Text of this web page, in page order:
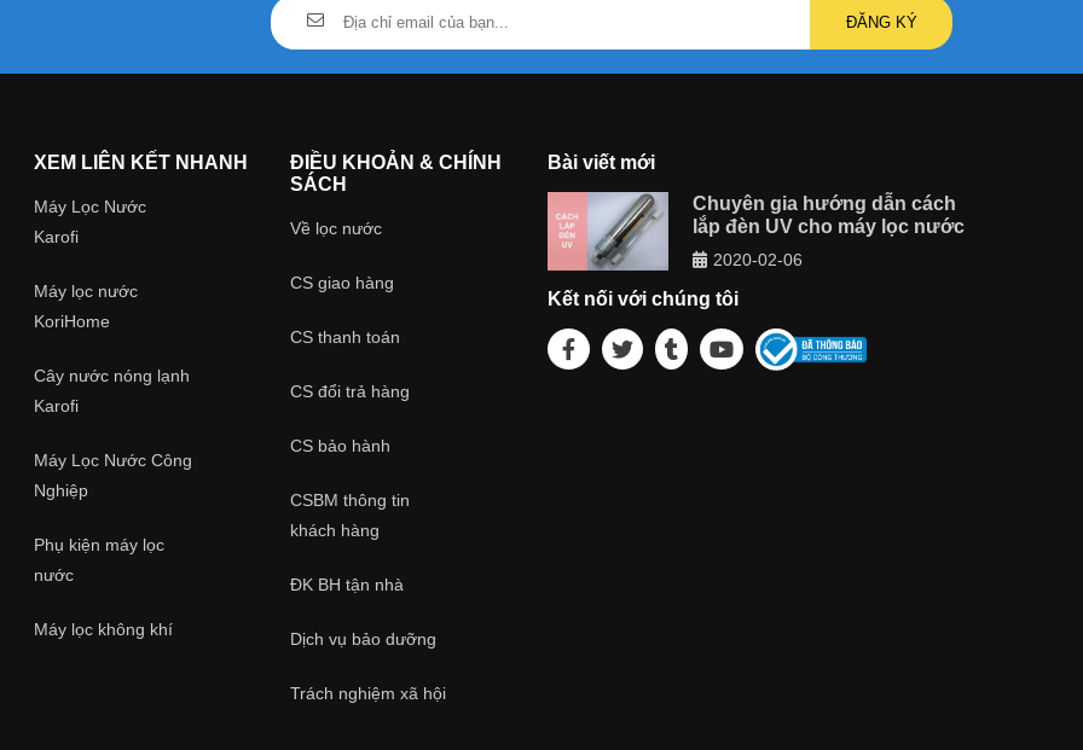
hở còn
sẽ bị giữ
hấp thụ
chất
6-12 tháng
Lõi OCB
ĐĂNG KÝ
XEM LIÊN KẾT NHANH
Máy Lọc Nước
Karofi
Máy lọc nước
KoriHome
Cây nước nóng lạnh
Karofi
Máy Lọc Nước Công
Nghiệp
Phụ kiện máy lọc
nước
Máy lọc không khí
ĐIỀU KHOẢN & CHÍNH
SÁCH
Về lọc nước
CS giao hàng
CS thanh toán
CS đổi trả hàng
CS bảo hành
CSBM thông tin
khách hàng
ĐK BH tận nhà
Dịch vụ bảo dưỡng
Trách nghiệm xã hội
Bài viết mới
Chuyên gia hướng dẫn cách
lắp đèn UV cho máy lọc nước
2020-02-06
Kết nối với chúng tôi